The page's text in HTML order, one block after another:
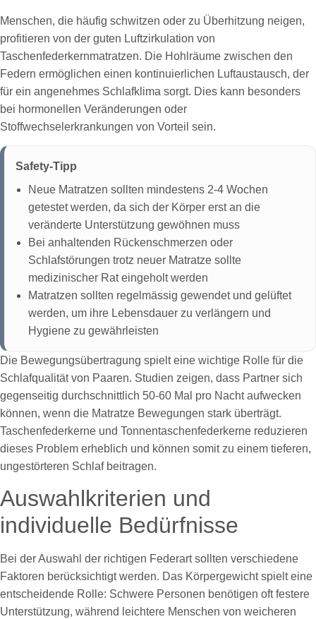
Menschen, die häufig schwitzen oder zu Überhitzung neigen,
profitieren von der guten Luftzirkulation von
Taschenfederkernmatratzen. Die Hohlräume zwischen den
Federn ermöglichen einen kontinuierlichen Luftaustausch, der
für ein angenehmes Schlafklima sorgt. Dies kann besonders
bei hormonellen Veränderungen oder
Stoffwechselerkrankungen von Vorteil sein.
Safety-Tipp
Neue Matratzen sollten mindestens 2-4 Wochen
getestet werden, da sich der Körper erst an die
veränderte Unterstützung gewöhnen muss
Bei anhaltenden Rückenschmerzen oder
Schlafstörungen trotz neuer Matratze sollte
medizinischer Rat eingeholt werden
Matratzen sollten regelmässig gewendet und gelüftet
werden, um ihre Lebensdauer zu verlängern und
Hygiene zu gewährleisten
Die Bewegungsübertragung spielt eine wichtige Rolle für die
Schlafqualität von Paaren. Studien zeigen, dass Partner sich
gegenseitig durchschnittlich 50-60 Mal pro Nacht aufwecken
können, wenn die Matratze Bewegungen stark überträgt.
Taschenfederkerne und Tonnentaschenfederkerne reduzieren
dieses Problem erheblich und können somit zu einem tieferen,
ungestörteren Schlaf beitragen.
Auswahlkriterien und
individuelle Bedürfnisse
Bei der Auswahl der richtigen Federart sollten verschiedene
Faktoren berücksichtigt werden. Das Körpergewicht spielt eine
entscheidende Rolle: Schwere Personen benötigen oft festere
Unterstützung, während leichtere Menschen von weicheren